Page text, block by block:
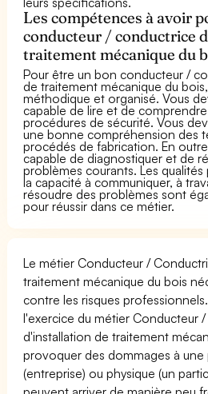
Les compétences à avoir
conducteur / conductrice
traitement mécanique du
Pour être un bon conducteur /
de traitement mécanique du
méthodique et organisé. Vous
capable de lire et de
procédures de sécurité. Vous
une bonne compréhension des
procédés de fabrication. En
capable de diagnostiquer et de
problèmes courants. Les
la capacité à communiquer, à
résoudre des problèmes sont
pour réussir dans ce métier.
Le métier Conducteur /
traitement mécanique du bois
contre les risques
l'exercice du métier Conducteur
d'installation de traitement
provoquer des dommages à
(entreprise) ou physique (un